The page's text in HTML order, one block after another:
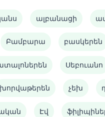
ալբանացի
Բամբարա բասկերեն
Սեբուանո
խորվաթերեն չեխ
Էվ